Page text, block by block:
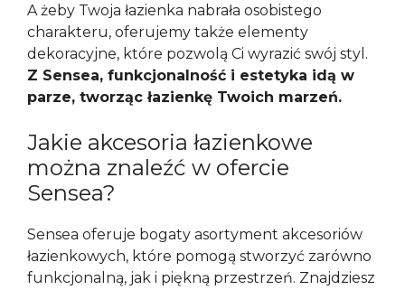
A żeby Twoja łazienka nabrała osobistego
charakteru, oferujemy także elementy
dekoracyjne, które pozwolą Ci wyrazić swój styl.
Z Sensea, funkcjonalność i estetyka idą w
parze, tworząc łazienkę Twoich marzeń.
Jakie akcesoria łazienkowe
można znaleźć w ofercie
Sensea?
Sensea oferuje bogaty asortyment akcesoriów
łazienkowych, które pomogą stworzyć zarówno
funkcjonalną, jak i piękną przestrzeń. Znajdziesz